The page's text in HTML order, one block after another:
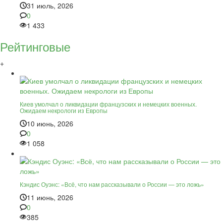
31 июль, 2026
0
1 433
Рейтинговые
+
Киев умолчал о ликвидации французских и немецких военных.
Ожидаем некрологи из Европы
10 июнь, 2026
0
1 058
Кэндис Оуэнс: «Всё, что нам рассказывали о России — это ложь»
11 июнь, 2026
0
385